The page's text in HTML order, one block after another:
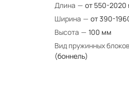
Длина — от 550-2020
Ширина — от 390-
Высота — 100 мм
Вид пружинных блоков
(боннель)